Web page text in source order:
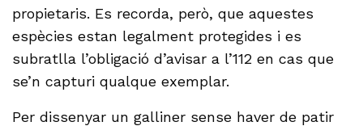
propietaris. Es recorda, però, que aquestes
espècies estan legalment protegides i es
subratlla l’obligació d’avisar a l’112 en cas que
se’n capturi qualque exemplar.
Per dissenyar un galliner sense haver de patir